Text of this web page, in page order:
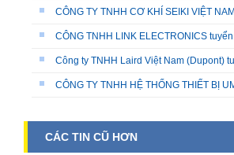
CÔNG TY TNHH CƠ KHÍ SEIKI VIỆT
CÔNG TNHH LINK ELECTRONICS
Công ty TNHH Laird Việt Nam (Dupont)
CÔNG TY TNHH HỆ THỐNG THIẾT BỊ
CÁC TIN CŨ HƠN